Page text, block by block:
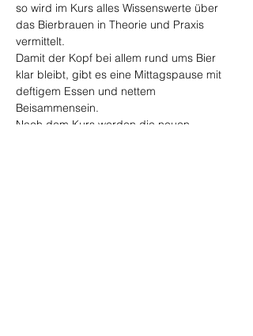
so wird im Kurs alles Wissenswerte über
das Bierbrauen in Theorie und Praxis
vermittelt.
Damit der Kopf bei allem rund ums Bier
klar bleibt, gibt es eine Mittagspause mit
deftigem Essen und nettem
Beisammensein.
Nach dem Kurs werden die neuen